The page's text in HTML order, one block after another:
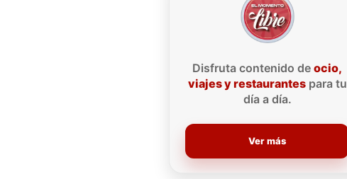
Disfruta contenido deocio,
viajes y restaurantespara tu
día a día.
Ver más